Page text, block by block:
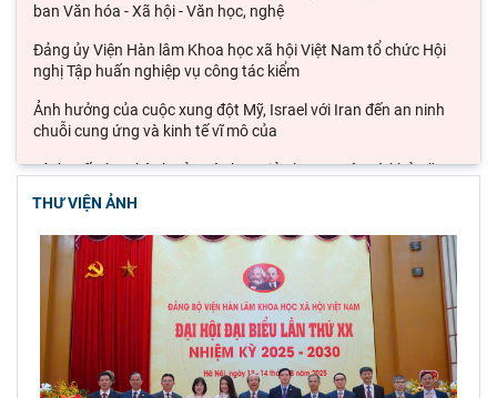
ban Văn hóa - Xã hội - Văn học, nghệ
Đảng ủy Viện Hàn lâm Khoa học xã hội Việt Nam tổ chức Hội
nghị Tập huấn nghiệp vụ công tác kiểm
Ảnh hưởng của cuộc xung đột Mỹ, Israel với Iran đến an ninh
chuỗi cung ứng và kinh tế vĩ mô của
Lý thuyết thực hành của các học giả phương Tây và khả năng
ứng dụng vào phát triển du lịch cộng
thực tế tại thành phố Hồ Chí Minh
Hội thảo khoa học quốc gia “Danh nhân văn hóa Lê Quý Đôn -
Di sản và giá trị thời đại”
THƯ VIỆN ẢNH